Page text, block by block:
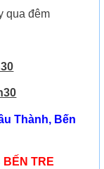
qua đêm
Thành, Bến
BẾN TRE